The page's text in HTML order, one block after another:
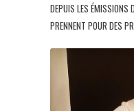
DEPUIS LES ÉMISSIONS
PRENNENT POUR DES